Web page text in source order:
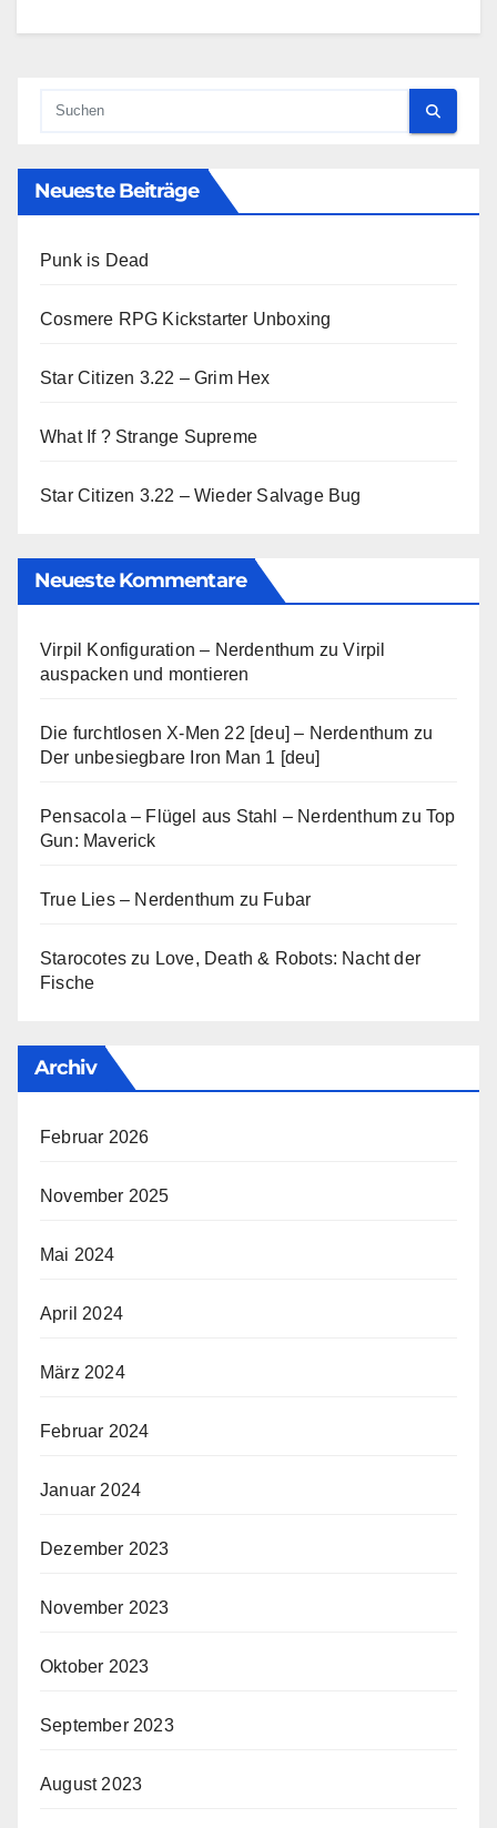
Neueste Beiträge
Punk is Dead
Cosmere RPG Kickstarter Unboxing
Star Citizen 3.22 – Grim Hex
What If ? Strange Supreme
Star Citizen 3.22 – Wieder Salvage Bug
Neueste Kommentare
Virpil Konfiguration – Nerdenthum zuVirpil
auspacken und montieren
Die furchtlosen X-Men 22 [deu] – Nerdenthum zu
Der unbesiegbare Iron Man 1 [deu]
Pensacola – Flügel aus Stahl – Nerdenthum zuTop
Gun: Maverick
True Lies – Nerdenthum zu Fubar
Starocotes zu Love, Death & Robots: Nacht der
Fische
Archiv
Februar 2026
November 2025
Mai 2024
April 2024
März 2024
Februar 2024
Januar 2024
Dezember 2023
November 2023
Oktober 2023
September 2023
August 2023